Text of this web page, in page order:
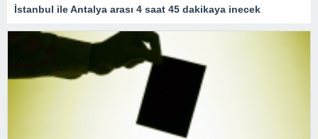
İstanbul ile Antalya arası 4 saat 45 dakikaya inecek